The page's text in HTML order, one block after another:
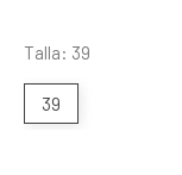
Talla: 39
39